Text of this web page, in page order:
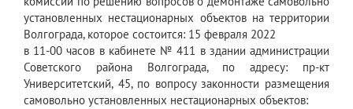
установленных нестационарных объектов на территории
Волгограда, которое состоится: 15 февраля 2022
в 11-00 часов в кабинете № 411 в здании администрации
Советского района Волгограда, по адресу: пр-кт
Университетский, 45, по вопросу законности размещения
самовольно установленных нестационарных объектов: